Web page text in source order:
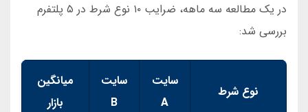
در یک مطالعه سه ماهه، ضرایب ۱۰ نوع شرط در ۵ پلتفرم
بررسی شد:
نوع شرط
سایت
A
سایت
B
میانگین
بازار